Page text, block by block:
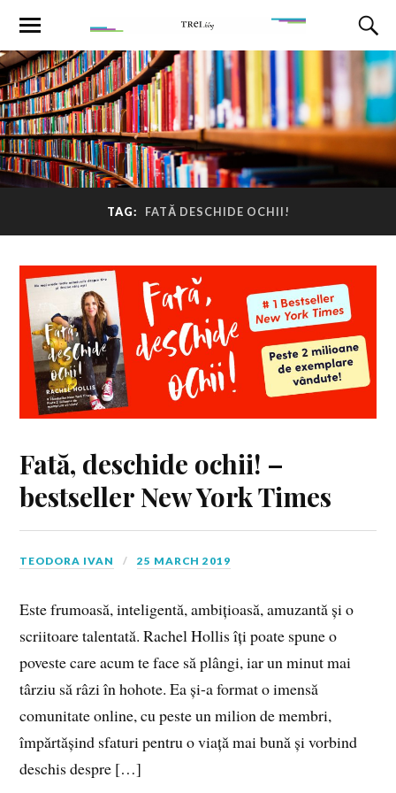
TAG: FATĂ DESCHIDE OCHII!
Fată, deschide ochii! –
bestseller New York Times
TEODORA IVAN 25 MARCH 2019
Este frumoasă, inteligentă, ambițioasă, amuzantă și o
scriitoare talentată. Rachel Hollis îți poate spune o
poveste care acum te face să plângi, iar un minut mai
târziu să râzi în hohote. Ea și-a format o imensă
comunitate online, cu peste un milion de membri,
împărtășind sfaturi pentru o viață mai bună și vorbind
deschis despre […]